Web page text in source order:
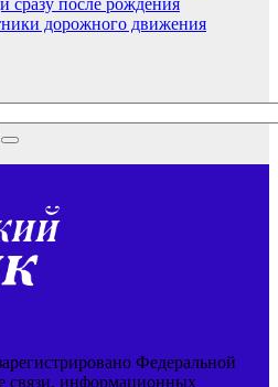
сразу после рождения
дорожного движения
Федеральной
связи, информационных